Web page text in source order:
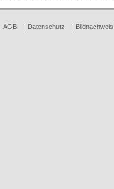
AGB| Datenschutz | Bildnachweis